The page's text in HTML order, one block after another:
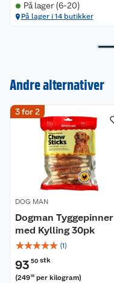
På lager (6-20)
På lager i 14 butikker
Andre alternativer
3 for 2
DOG MAN
Dogman Tyggepinner
med Kylling 30pk
☆☆☆☆☆ (1)
93 50 stk
(24933 per kilogram)
Om oss
Nyheter
Våre butikker
Våre merkevarer
Coop kjeder
Ledige stillinger
Bærekraft
Kontakt oss
Angre- og returrett
Reklamasjon og garanti
Ofte stilte spørsmål
Betalingsalternativer
Leveringsalternativer
Pakkesporing
Åpent kjøp
Coop medlem